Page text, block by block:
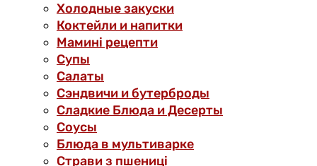
Холодные закуски
Коктейли и напитки
Мамині рецепти
Супы
Салаты
Сэндвичи и бутерброды
Сладкие Блюда и Десерты
Соусы
Блюда в мультиварке
Страви з пшениці